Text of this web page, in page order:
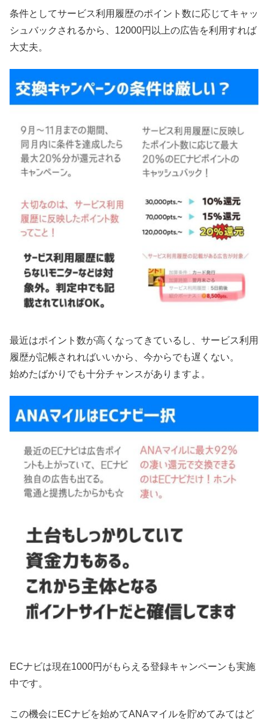
条件としてサービス利用履歴のポイント数に応じてキャッ
シュバックされるから、12000円以上の広告を利用すれば
大丈夫。
最近はポイント数が高くなってきているし、サービス利用
履歴が記帳されればいいから、今からでも遅くない。
始めたばかりでも十分チャンスがありますよ。
ECナビは現在1000円がもらえる登録キャンペーンも実施
中です。
この機会にECナビを始めてANAマイルを貯めてみてはど